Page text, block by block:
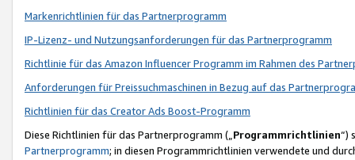
Markenrichtlinien für das Partnerprogramm
IP-Lizenz- und Nutzungsanforderungen für das Partnerprogramm
Richtlinie für das Amazon Influencer Programm im Rahmen des
Anforderungen für Preissuchmaschinen in Bezug auf das
Richtlinien für das Creator Ads Boost-Programm
Diese Richtlinien für das Partnerprogramm („Programmrichtlinien“)
Partnerprogramm; in diesen Programmrichtlinien verwendete und